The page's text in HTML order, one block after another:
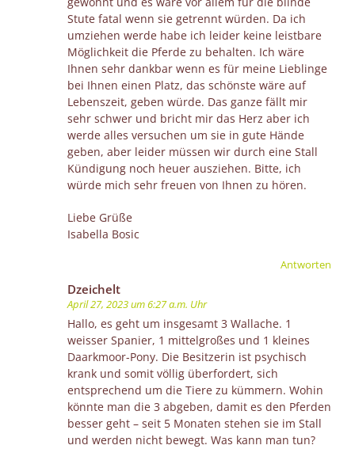
Stute fatal wenn sie getrennt würden. Da ich
umziehen werde habe ich leider keine leistbare
Möglichkeit die Pferde zu behalten. Ich wäre
Ihnen sehr dankbar wenn es für meine Lieblinge
bei Ihnen einen Platz, das schönste wäre auf
Lebenszeit, geben würde. Das ganze fällt mir
sehr schwer und bricht mir das Herz aber ich
werde alles versuchen um sie in gute Hände
geben, aber leider müssen wir durch eine Stall
Kündigung noch heuer ausziehen. Bitte, ich
würde mich sehr freuen von Ihnen zu hören.
Liebe Grüße
Isabella Bosic
Antworten
Dzeichelt
April 27, 2023 um 6:27 a.m. Uhr
Hallo, es geht um insgesamt 3 Wallache. 1
weisser Spanier, 1 mittelgroßes und 1 kleines
Daarkmoor-Pony. Die Besitzerin ist psychisch
krank und somit völlig überfordert, sich
entsprechend um die Tiere zu kümmern. Wohin
könnte man die 3 abgeben, damit es den Pferden
besser geht – seit 5 Monaten stehen sie im Stall
und werden nicht bewegt. Was kann man tun?